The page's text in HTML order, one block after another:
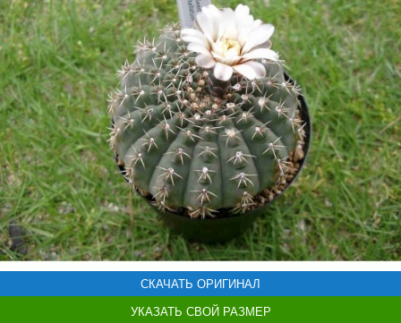
СКАЧАТЬ ОРИГИНАЛ
УКАЗАТЬ СВОЙ РАЗМЕР